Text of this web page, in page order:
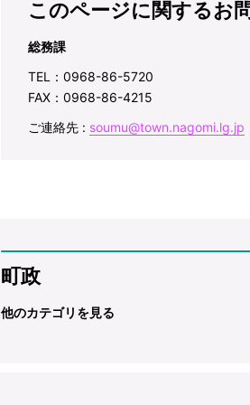
このページに関するお
総務課
TEL：0968-86-5720
FAX：0968-86-4215
ご連絡先 : soumu@town.nagomi.lg.jp
町政
他のカテゴリを見る